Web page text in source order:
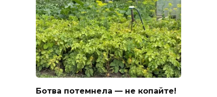
Ботва потемнела — не копайте!